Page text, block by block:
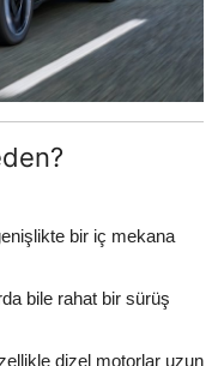
bir iç mekana
bile rahat bir sürüş
dizel motorlar uzun